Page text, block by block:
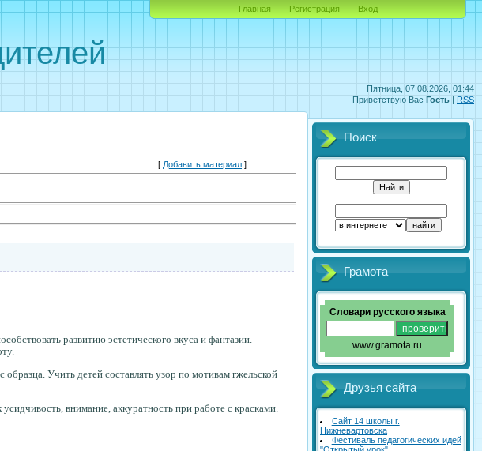
Пятница, 07.08.2026, 01:44
Приветствую Вас Гость | RSS
Главная Регистрация Вход
[ Добавить материал ]
развитию эстетического вкуса и фантазии.
Учить детей составлять узор по мотивам гжельской
внимание, аккуратность при работе с красками.
Поиск
Грамота
Словари русского языка
www.gramota.ru
Друзья сайта
Сайт 14 школы г.
Нижневартовска
Фестиваль педагогических идей